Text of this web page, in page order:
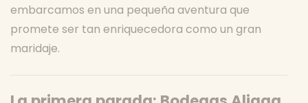
embarcamos en una pequeña aventura que
promete ser tan enriquecedora como un gran
maridaje.